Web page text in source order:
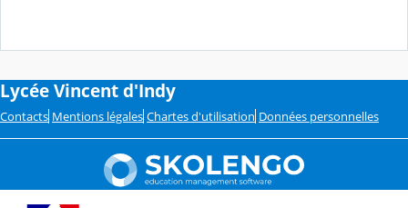
Lycée Vincent d'Indy
Contacts Mentions légales Chartes d'utilisation Données personnelles